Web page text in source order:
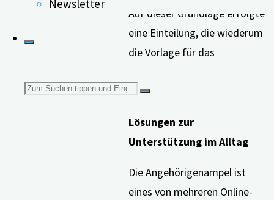
Newsletter
Suchen
Auf dieser Grundlage erfolgte
eine Einteilung, die wiederum
die Vorlage für das
Lösungen zur
Unterstützung im Alltag
Die Angehörigenampel ist
eines von mehreren Online-